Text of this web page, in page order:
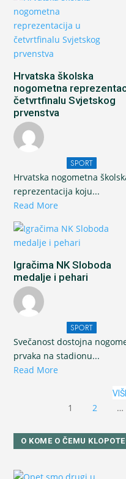
Hrvatska školska
nogometna
četvrtfinalu Svjetskog
prvenstva
SPORT
Hrvatska nogometna
reprezentacija koju...
Read More
Igračima NK Sloboda
medalje i pehari
SPORT
Svečanost dostojna
prvaka na stadionu...
Read More
1 2 …
O KOME O ČEMU